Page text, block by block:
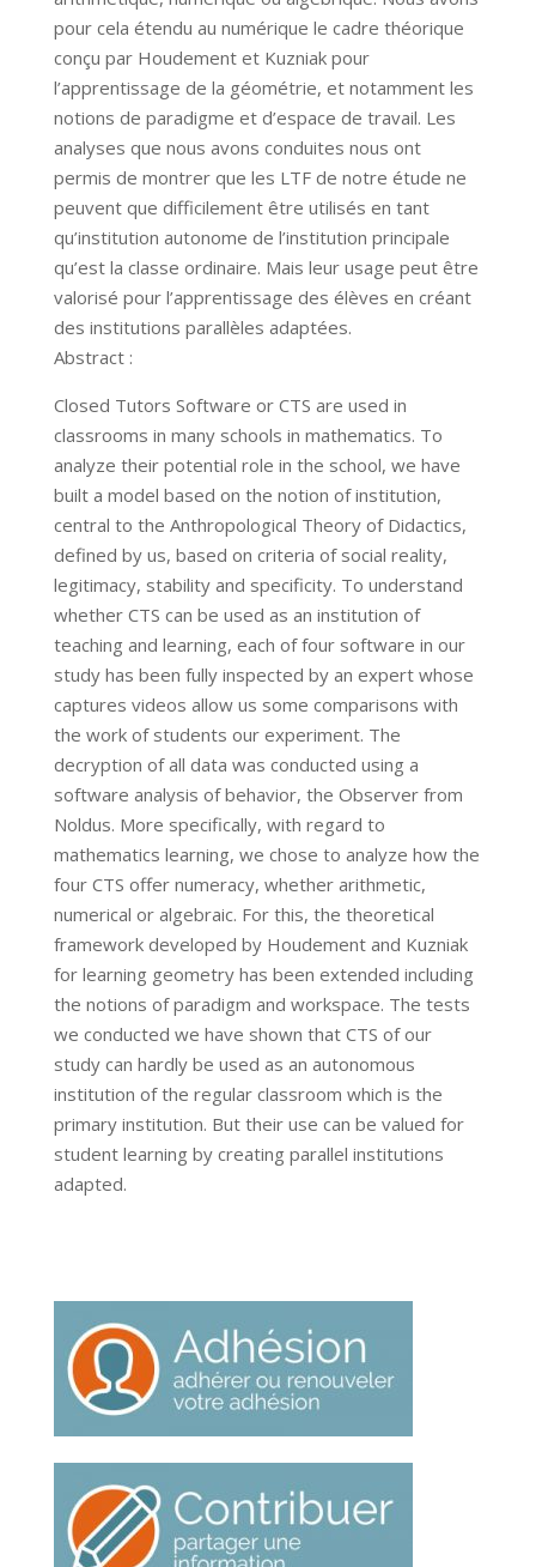
pour cela étendu au numérique le cadre théorique
conçu par Houdement et Kuzniak pour
l’apprentissage de la géométrie, et notamment les
notions de paradigme et d’espace de travail. Les
analyses que nous avons conduites nous ont
permis de montrer que les LTF de notre étude ne
peuvent que difficilement être utilisés en tant
qu’institution autonome de l’institution principale
qu’est la classe ordinaire. Mais leur usage peut être
valorisé pour l’apprentissage des élèves en créant
des institutions parallèles adaptées.
Abstract :
Closed Tutors Software or CTS are used in
classrooms in many schools in mathematics. To
analyze their potential role in the school, we have
built a model based on the notion of institution,
central to the Anthropological Theory of Didactics,
defined by us, based on criteria of social reality,
legitimacy, stability and specificity. To understand
whether CTS can be used as an institution of
teaching and learning, each of four software in our
study has been fully inspected by an expert whose
captures videos allow us some comparisons with
the work of students our experiment. The
decryption of all data was conducted using a
software analysis of behavior, the Observer from
Noldus. More specifically, with regard to
mathematics learning, we chose to analyze how the
four CTS offer numeracy, whether arithmetic,
numerical or algebraic. For this, the theoretical
framework developed by Houdement and Kuzniak
for learning geometry has been extended including
the notions of paradigm and workspace. The tests
we conducted we have shown that CTS of our
study can hardly be used as an autonomous
institution of the regular classroom which is the
primary institution. But their use can be valued for
student learning by creating parallel institutions
adapted.